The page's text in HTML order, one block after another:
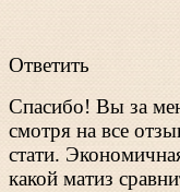
Ответить
Спасибо! Вы за
смотря на все
стати.
какой матиз